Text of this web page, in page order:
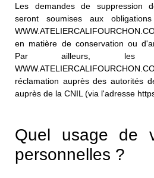
Les demandes de suppression
seront soumises aux
en matière de conservation ou
Par ailleurs, les
réclamation auprès des autorités
auprès de la CNIL (via l'adresse
Quel usage de
personnelles ?